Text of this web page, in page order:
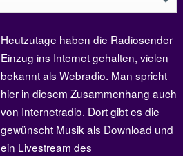
Heutzutage haben die Radiosender
Einzug ins Internet gehalten, vielen
bekannt als Webradio. Man spricht
hier in diesem Zusammenhang auch
von Internetradio. Dort gibt es die
gewünscht Musik als Download und
ein Livestream des